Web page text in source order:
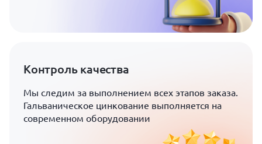
Контроль качества
Мы следим за выполнением всех этапов заказа.
Гальваническое цинкование выполняется на
современном оборудовании